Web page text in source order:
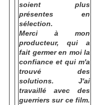
soient plus
présentes en
sélection.
Merci à mon
producteur, qui a
fait germer en moi la
confiance et qui m'a
trouvé des
solutions. J'ai
travaillé avec des
guerriers sur ce film.